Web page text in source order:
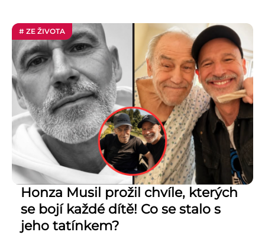
# ZE ŽIVOTA
Honza Musil prožil chvíle, kterých
se bojí každé dítě! Co se stalo s
jeho tatínkem?